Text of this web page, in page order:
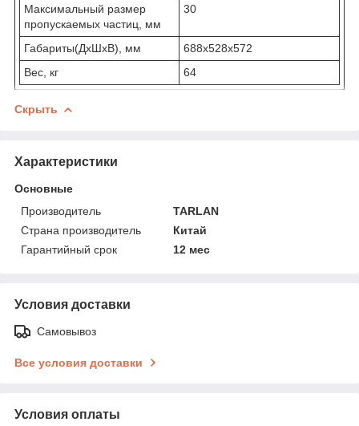
Максимальный размер
пропускаемых частиц, мм
30
Габариты(ДхШхВ), мм
688х528х572
Вес, кг
64
Скрыть
Характеристики
Основные
Производитель
TARLAN
Страна производитель
Китай
Гарантийный срок
12 мес
Условия доставки
Самовывоз
Все условия доставки
Условия оплаты